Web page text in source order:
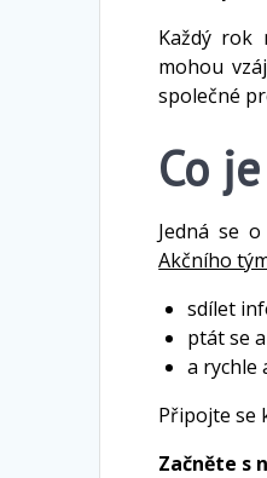
Každý rok
mohou
společné
Co
Jedná se o
Akčního
sdílet
ptát se
a rychle
Připojte se
Začněte s